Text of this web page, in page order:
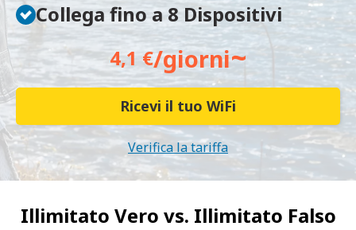
Collega fino a 8 Dispositivi
4,1 €/giorni~
Ricevi il tuo WiFi
Verifica la tariffa
Illimitato Vero vs. Illimitato Falso